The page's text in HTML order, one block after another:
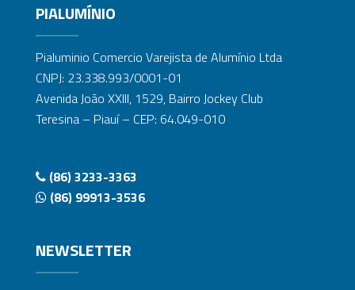
PIALUMÍNIO
Pialuminio Comercio Varejista de Alumínio Ltda
CNPJ: 23.338.993/0001-01
Avenida João XXIII, 1529, Bairro Jockey Club
Teresina – Piauí – CEP: 64.049-010
(86) 3233-3363
(86) 99913-3536
NEWSLETTER